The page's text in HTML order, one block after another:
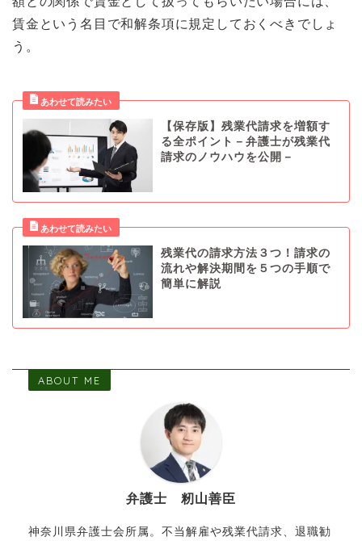
賃金という名目で和解条項に規定しておくべきでしょ
う。
【保存版】残業代請求を増額す
る全ポイント－弁護士が残業代
請求のノウハウを公開－
残業代の請求方法３つ！請求の
流れや解決期間を５つの手順で
簡単に解説
ABOUT ME
弁護士 籾山善臣
神奈川県弁護士会所属。不当解雇や残業代請求、退職勧